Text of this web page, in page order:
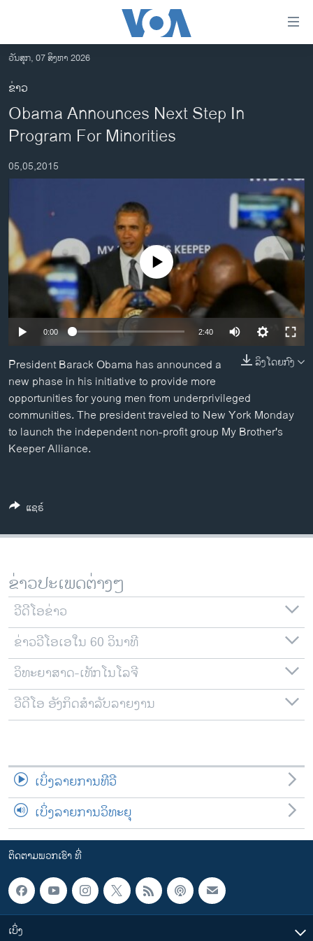
ເຂົ້າ
ຫາ
ຂ້າມ
ຂ້າມ
ຂ້າມ
ໄປ
ຫາ
ຊອກ
ອາເມຣິກາ
ການເລືອກຕັ້ງ ປະທານາທີບໍດີ ສະຫະລັດ 2024
ຂ່າວ​ຈີນ
ເອເຊຍ
ອິດສະຫຼະພາບດ້ານການຂ່າວ
ຊີວິດຊາວລາວ
ຊຸມຊົນຊາວລາວ
ວິທະຍາສາດ-ເທັກໂນໂລຈີ
ທຸລະກິດ
ພາສາອັງກິດ
ວີດີໂອ
ສຽງ
ລາຍການກະຈາຍສຽງ
ພາສາຕ່າງໆ
ວັນສຸກ, 07 ສິງຫາ 2026
ຂ່າວ
Obama Announces Next Step In
Program For Minorities
05,05,2015
No media source currently available
0:00 2:40
ລິງໂດຍກົງ
President Barack Obama has announced a
new phase in his initiative to provide more
opportunities for young men from underprivileged
communities. The president traveled to New York Monday
to launch the independent non-profit group My Brother's
Keeper Alliance.
ແຊຣ໌
ຂ່າວປະເພດຕ່າງໆ
ວີດີໂອຂ່າວ
ຂ່າວວີໂອເອໃນ 60 ວິນາທີ
ວິທະຍາສາດ-ເທັກໂນໂລຈີ
ວີດີໂອ ອັງກິດສຳລັບລາຍງານ
ເບິ່ງລາຍການທີວີ
ເບິ່ງລາຍການວິທະຍຸ
ຕິດຕາມພວກເຮົາ ທີ່
ເບິ່ງ